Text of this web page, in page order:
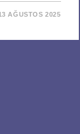
AĞUSTOS 2025